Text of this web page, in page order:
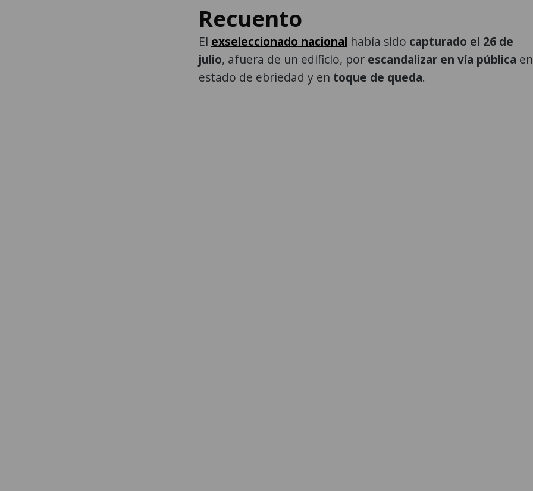
Recuento
El exseleccionado nacional había sido capturado el 26 de
julio, afuera de un edificio, por escandalizar en vía pública en
estado de ebriedad y en toque de queda.